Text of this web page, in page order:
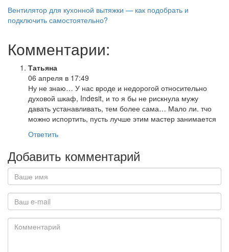
Вентилятор для кухонной вытяжки — как подобрать и
подключить самостоятельно?
Комментарии:
Татьяна
06 апреля в 17:49
Ну не знаю… У нас вроде и недорогой относительно
духовой шкаф, Indesit, и то я бы не рискнула мужу
давать устанавливать, тем более сама… Мало ли. тчо
можно испортить, пусть лучше этим мастер занимается
Ответить
Добавить комментарий